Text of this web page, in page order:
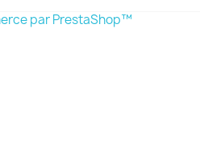
par PrestaShop™